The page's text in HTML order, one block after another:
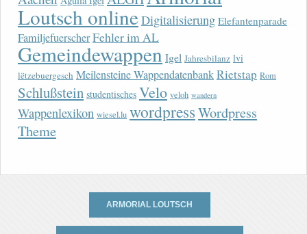
Loutsch onlineDigitalisierung Elefantenparade
FamiljefuerscherFehler im AL
Gemeindewappen Igel Jahresbilanz lvi
lëtzebuergesch Meilensteine WappendatenbankRietstap Rom
Schlußstein studentisches Velo veloh wandern
Wappenlexikon wiesel.lu wordpressWordpress
Theme
ARMORIAL LOUTSCH